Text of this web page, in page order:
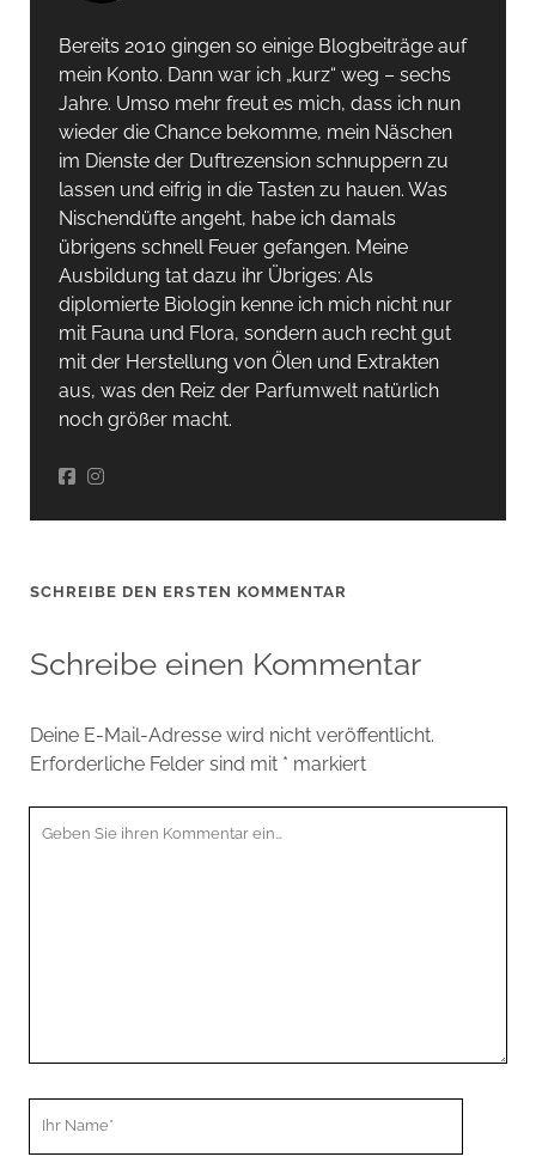
Bereits 2010 gingen so einige Blogbeiträge auf
mein Konto. Dann war ich „kurz“ weg – sechs
Jahre. Umso mehr freut es mich, dass ich nun
wieder die Chance bekomme, mein Näschen
im Dienste der Duftrezension schnuppern zu
lassen und eifrig in die Tasten zu hauen. Was
Nischendüfte angeht, habe ich damals
übrigens schnell Feuer gefangen. Meine
Ausbildung tat dazu ihr Übriges: Als
diplomierte Biologin kenne ich mich nicht nur
mit Fauna und Flora, sondern auch recht gut
mit der Herstellung von Ölen und Extrakten
aus, was den Reiz der Parfumwelt natürlich
noch größer macht.
SCHREIBE DEN ERSTEN KOMMENTAR
Schreibe einen Kommentar
Deine E-Mail-Adresse wird nicht veröffentlicht.
Erforderliche Felder sind mit * markiert